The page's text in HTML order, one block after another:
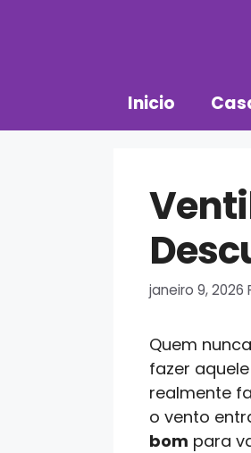
Inicio
janeiro 9, 2026
Quem
fazer
realmente
o vento
bom para